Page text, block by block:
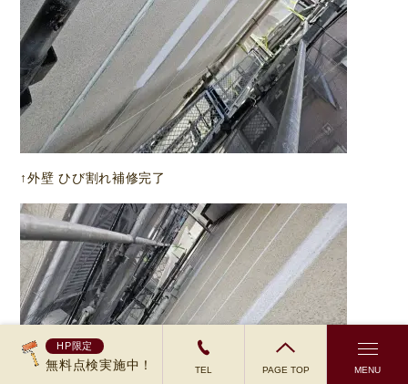
HP限定
無料点検実施中！ TEL PAGE TOP MENU
↑外壁 ひび割れ補修完了